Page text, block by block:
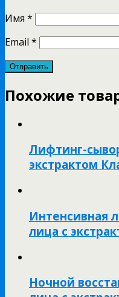
Имя *
Email *
Похожие
Лифтинг-
экстрактом
Интенсивная
лица с
Ночной